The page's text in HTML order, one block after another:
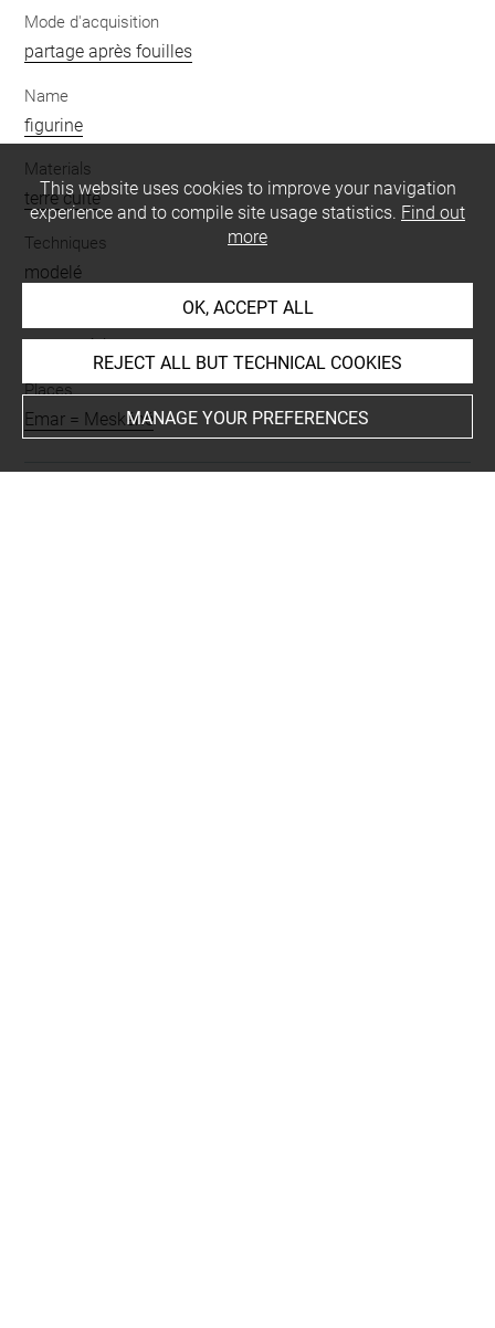
Mode d'acquisition
partage après fouilles
Name
figurine
Materials
terre cuite
Techniques
modelé
taureau à bosse
Places
Emar = Meskéné
This website uses cookies to improve your navigation
experience and to compile site usage statistics. Find out
more
OK, ACCEPT ALL
REJECT ALL BUT TECHNICAL COOKIES
MANAGE YOUR PREFERENCES